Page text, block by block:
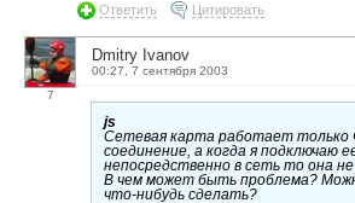
Ответить Цитировать
7
Dmitry Ivanov
00:27, 7 сентября 2003
js
Сетевая карта работает только
соединение, а когда я подключаю
непосредственно в сеть то она
В чем может быть проблема?
что-нибудь сделать?